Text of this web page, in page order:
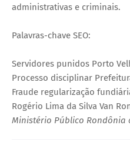
administrativas e criminais.
Palavras-chave SEO:
Servidores punidos Porto
Processo disciplinar
Fraude regularização
Rogério Lima da Silva Van
Ministério Público Rondônia